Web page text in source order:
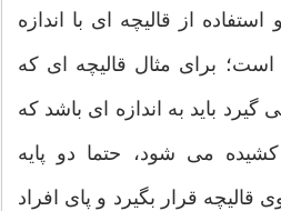
از قالیچه ای با اندازه
برای مثال قالیچه ای که
باید به اندازه ای باشد که
می شود، حتما دو پایه
قرار بگیرد و پای افراد